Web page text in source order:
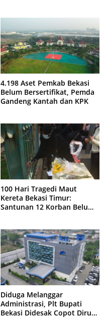
4.198 Aset Pemkab Bekasi
Belum Bersertifikat, Pemda
Gandeng Kantah dan KPK
100 Hari Tragedi Maut
Kereta Bekasi Timur:
Santunan 12 Korban Belum
Diduga Melanggar
Administrasi, Plt Bupati
Bekasi Didesak Copot Dirum